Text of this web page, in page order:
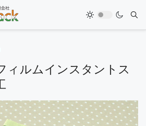
ィルムインスタントス